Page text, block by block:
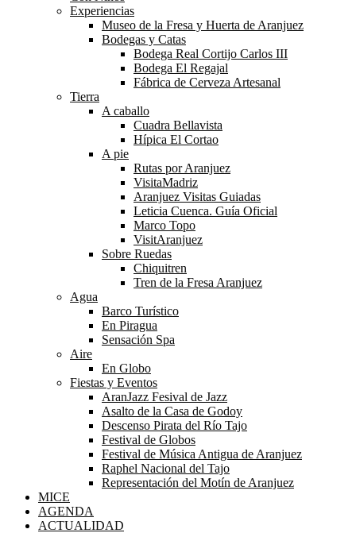
Experiencias
Museo de la Fresa y Huerta de Aranjuez
Bodegas y Catas
Bodega Real Cortijo Carlos III
Bodega El Regajal
Fábrica de Cerveza Artesanal
Tierra
A caballo
Cuadra Bellavista
Hípica El Cortao
A pie
Rutas por Aranjuez
VisitaMadriz
Aranjuez Visitas Guiadas
Leticia Cuenca. Guía Oficial
Marco Topo
VisitAranjuez
Sobre Ruedas
Chiquitren
Tren de la Fresa Aranjuez
Agua
Barco Turístico
En Piragua
Sensación Spa
Aire
En Globo
Fiestas y Eventos
AranJazz Fesival de Jazz
Asalto de la Casa de Godoy
Descenso Pirata del Río Tajo
Festival de Globos
Festival de Música Antigua de Aranjuez
Raphel Nacional del Tajo
Representación del Motín de Aranjuez
MICE
AGENDA
ACTUALIDAD